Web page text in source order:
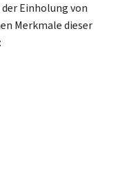
Einholung von
Merkmale dieser